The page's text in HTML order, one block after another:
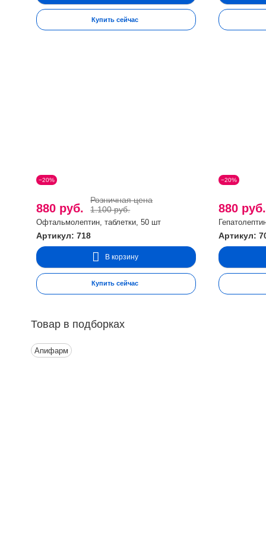
у женщин: ОТ > 80см, и/или ОТ/ОБ > 0,85.
3. Жировом гепатозе
Эффективность Адиабетона значительно повышается
Купить сейчас
−20%
880 руб.
Розничная цена
1.100 руб.
Офтальмолептин, таблетки, 50 шт
Артикул: 718
В корзину
Купить сейчас
−20%
880 руб.
Артикул:
Товар в подборках
Апифарм